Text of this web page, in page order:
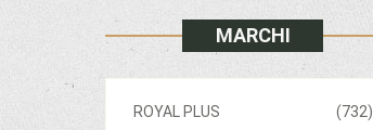
MARCHI
(732)
ROYAL PLUS